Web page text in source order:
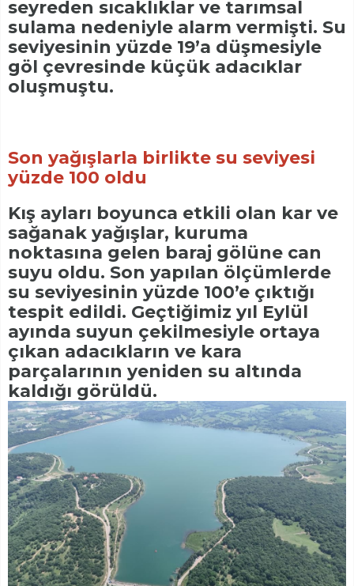
seyreden sıcaklıklar ve tarımsal
sulama nedeniyle alarm vermişti. Su
seviyesinin yüzde 19’a düşmesiyle
göl çevresinde küçük adacıklar
oluşmuştu.
Son yağışlarla birlikte su seviyesi
yüzde 100 oldu
Kış ayları boyunca etkili olan kar ve
sağanak yağışlar, kuruma
noktasına gelen baraj gölüne can
suyu oldu. Son yapılan ölçümlerde
su seviyesinin yüzde 100’e çıktığı
tespit edildi. Geçtiğimiz yıl Eylül
ayında suyun çekilmesiyle ortaya
çıkan adacıkların ve kara
parçalarının yeniden su altında
kaldığı görüldü.